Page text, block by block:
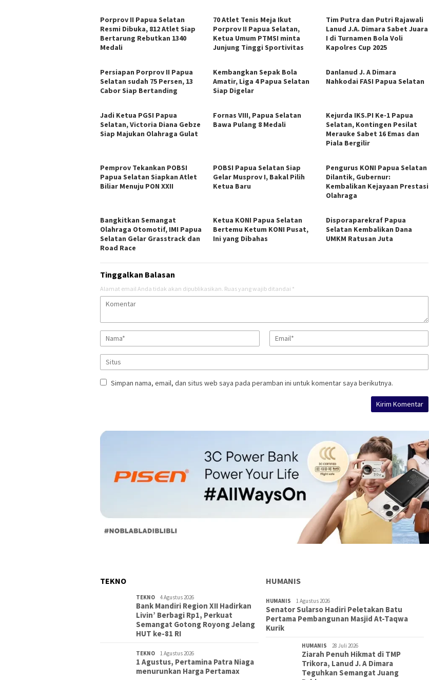
Porprov II Papua Selatan
Resmi Dibuka, 812 Atlet Siap
Bertarung Rebutkan 1340
Medali
70 Atlet Tenis Meja Ikut
Porprov II Papua Selatan,
Ketua Umum PTMSI minta
Junjung Tinggi Sportivitas
Tim Putra dan Putri Rajawali
Lanud J.A. Dimara Sabet Juara
I di Turnamen Bola Voli
Kapolres Cup 2025
Persiapan Porprov II Papua
Selatan sudah 75 Persen, 13
Cabor Siap Bertanding
Kembangkan Sepak Bola
Amatir, Liga 4 Papua Selatan
Siap Digelar
Danlanud J. A Dimara
Nahkodai FASI Papua Selatan
Jadi Ketua PGSI Papua
Selatan, Victoria Diana Gebze
Siap Majukan Olahraga Gulat
Fornas VIII, Papua Selatan
Bawa Pulang 8 Medali
Kejurda IKS.PI Ke-1 Papua
Selatan, Kontingen Pesilat
Merauke Sabet 16 Emas dan
Piala Bergilir
Pemprov Tekankan POBSI
Papua Selatan Siapkan Atlet
Biliar Menuju PON XXII
POBSI Papua Selatan Siap
Gelar Musprov I, Bakal Pilih
Ketua Baru
Pengurus KONI Papua Selatan
Dilantik, Gubernur:
Kembalikan Kejayaan Prestasi
Olahraga
Bangkitkan Semangat
Olahraga Otomotif, IMI Papua
Selatan Gelar Grasstrack dan
Road Race
Ketua KONI Papua Selatan
Bertemu Ketum KONI Pusat,
Ini yang Dibahas
Disporaparekraf Papua
Selatan Kembalikan Dana
UMKM Ratusan Juta
Tinggalkan Balasan
Alamat email Anda tidak akan dipublikasikan. Ruas yang wajib ditandai *
Simpan nama, email, dan situs web saya pada peramban ini untuk komentar saya berikutnya.
TEKNO
TEKNO 4 Agustus 2026
Bank Mandiri Region XII Hadirkan
Livin’ Berbagi Rp1, Perkuat
Semangat Gotong Royong Jelang
HUT ke-81 RI
TEKNO 1 Agustus 2026
1 Agustus, Pertamina Patra Niaga
menurunkan Harga Pertamax
HUMANIS
HUMANIS 1 Agustus 2026
Senator Sularso Hadiri Peletakan Batu
Pertama Pembangunan Masjid At-Taqwa
Kurik
HUMANIS 28 Juli 2026
Ziarah Penuh Hikmat di TMP
Trikora, Lanud J. A Dimara
Teguhkan Semangat Juang